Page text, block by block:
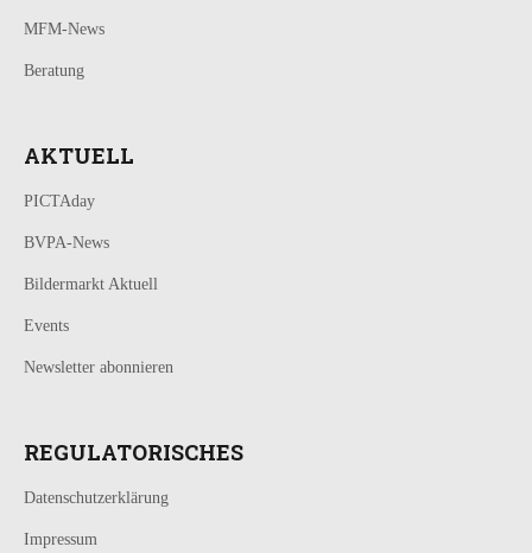
MFM-News
Beratung
AKTUELL
PICTAday
BVPA-News
Bildermarkt Aktuell
Events
Newsletter abonnieren
REGULATORISCHES
Datenschutzerklärung
Impressum